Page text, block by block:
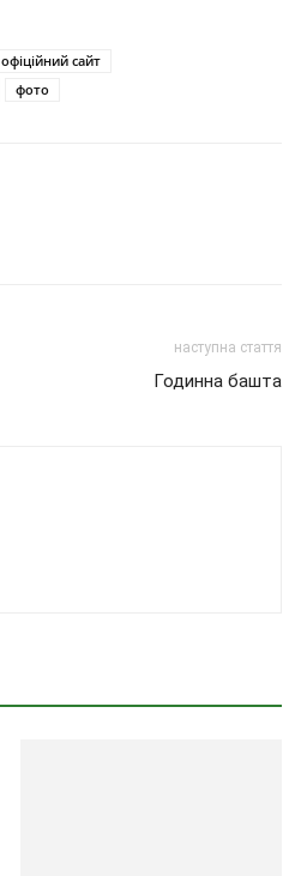
офіційний сайт
фото
наступна стаття
Годинна башта